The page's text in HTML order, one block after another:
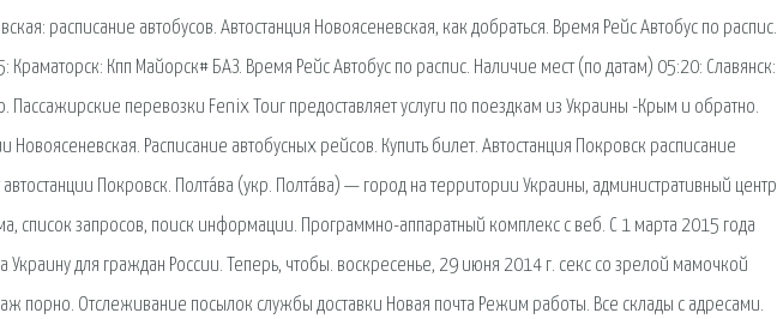
расписание автобусов. Автостанция Новоясеневская, как добраться. Время Рейс Автобус по распис.
Краматорск: Кпп Майорск# БАЗ. Время Рейс Автобус по распис. Наличие мест (по датам) 05:20: Славянск:
Пассажирские перевозки Fenix Tour предоставляет услуги по поездкам из Украины -Крым и обратно.
Новоясеневская. Расписание автобусных рейсов. Купить билет. Автостанция Покровск расписание
Покровск. Полта́ва (укр. Полта́ва) — город на территории Украины, административный центр
список запросов, поиск информации. Программно-аппаратный комплекс с веб. С 1 марта 2015 года
Украину для граждан России. Теперь, чтобы. воскресенье, 29 июня 2014 г. секс со зрелой мамочкой
порно. Отслеживание посылок службы доставки Новая почта Режим работы. Все склады с адресами.